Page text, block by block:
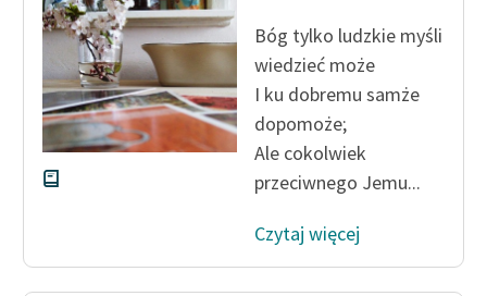
E-kolekcja lektur
szkolnych i literatury do
słuchania dla uczennic i
uczniów z
niepełnosprawnościami
Feministyczne inspiracje.
feministycznej
Bóg tylko ludzkie myśli
wiedzieć może
I ku dobremu samże
dopomoże;
Ale cokolwiek
przeciwnego Jemu...
Czytaj więcej